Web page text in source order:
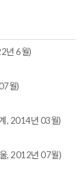
년 6월)
월)
, 2014년 03월)
, 2012년 07월)